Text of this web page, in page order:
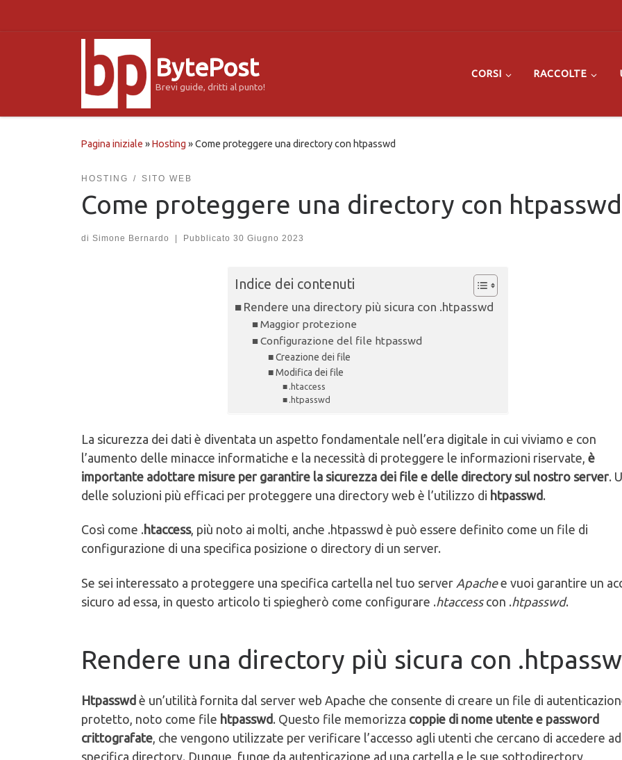
BytePost
Brevi guide, dritti al punto!
CORSI RACCOLTE
Pagina iniziale »Hosting »Come proteggere una directory con htpasswd
HOSTING SITO WEB
Come proteggere una directory con htpasswd
di Simone Bernardo Pubblicato 30 Giugno 2023
Indice dei contenuti
Rendere una directory più sicura con .htpasswd
Maggior protezione
Configurazione del file htpasswd
Creazione dei file
Modifica dei file
.htaccess
.htpasswd
La sicurezza dei dati è diventata un aspetto fondamentale nell’era digitale in cui viviamo e con
l’aumento delle minacce informatiche e la necessità di proteggere le informazioni riservate, è
importante adottare misure per garantire la sicurezza dei file e delle directory sul nostro server.
delle soluzioni più efficaci per proteggere una directory web è l’utilizzo di htpasswd.
Così come . htaccess, più noto ai molti, anche .htpasswd è può essere definito come un file di
configurazione di una specifica posizione o directory di un server.
Se sei interessato a proteggere una specifica cartella nel tuo server Apachee vuoi garantire un
sicuro ad essa, in questo articolo ti spiegherò come configurare .htaccess con .htpasswd.
Rendere una directory più sicura con
Htpasswd è un’utilità fornita dal server web Apache che consente di creare un file di
protetto, noto come file htpasswd. Questo file memorizza coppie di nome utente e password
crittografate , che vengono utilizzate per verificare l’accesso agli utenti che cercano di accedere
specifica directory. Dunque, funge da autenticazione ad una cartella e le sue sottodirectory,